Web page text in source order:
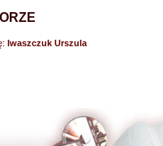
Iwaszczuk Urszula